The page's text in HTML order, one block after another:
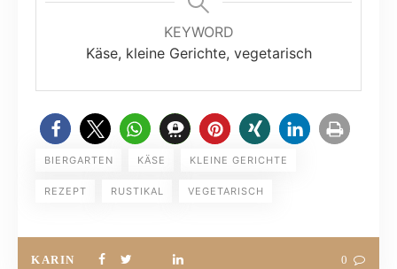
KEYWORD
Käse, kleine Gerichte, vegetarisch
BIERGARTEN KÄSE KLEINE GERICHTE
REZEPT RUSTIKAL VEGETARISCH
KARIN 0